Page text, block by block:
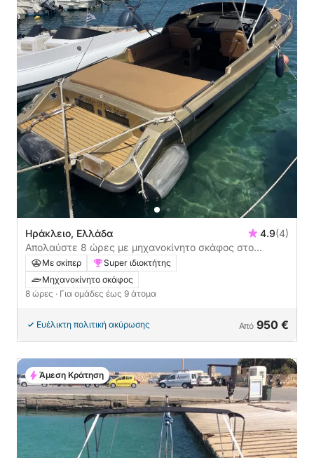
Ηράκλειο, Ελλάδα 4.9(4)
Απολαύστε 8 ώρες με μηχανοκίνητο σκάφος στο
Ηράκλειο
Με σκίπερ
Super ιδιοκτήτης
Μηχανοκίνητο σκάφος
8 ώρες · Για ομάδες έως 9 άτομα
Ευέλικτη πολιτική ακύρωσης Από 950 €
Άμεση Κράτηση